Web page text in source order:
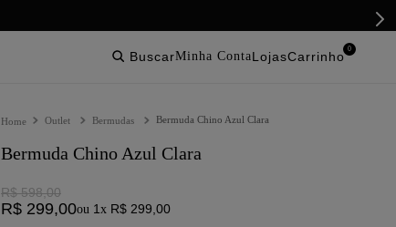
buscar lojas
0
Outlet Bermudas Bermuda Chino Azul Clara
Bermuda Chino Azul Clara
R$ 598,00
R$ 299,00ou 1 x R$ 299 00